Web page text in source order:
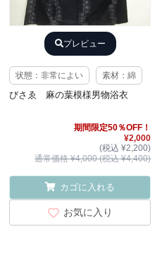
プレビュー
状態：非常によい 素材：綿
びさゑ 麻の葉模様男物浴衣
期間限定50％OFF！
¥2,000
(税込 ¥2,200)
通常価格 ¥4,000 (税込 ¥4,400)
カゴに入れる
お気に入り